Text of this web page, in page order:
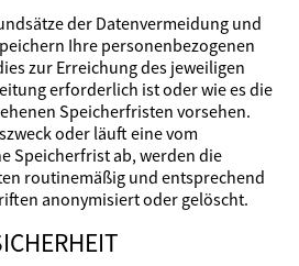
der Datenvermeidung und
Ihre personenbezogenen
zur Erreichung des jeweiligen
erforderlich ist oder wie es die
Speicherfristen vorsehen.
oder läuft eine vom
Speicherfrist ab, werden die
routinemäßig und entsprechend
anonymisiert oder gelöscht.